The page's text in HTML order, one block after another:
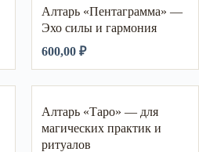
Алтарь «Пентаграмма» —
Эхо силы и гармония
600,00 ₽
Алтарь «Таро» — для
магических практик и
ритуалов